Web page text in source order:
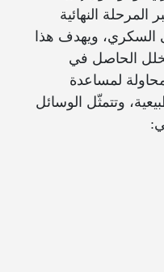
النهائية
السكري، ويهدف هذا
الحاصل في
لمساعدة
وتتمثّل الوسائل